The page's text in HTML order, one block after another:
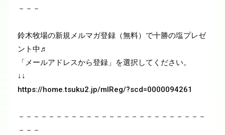
－－－
鈴木牧場の新規メルマガ登録（無料）で十勝の塩プレゼ
ント中♬
「メールアドレスから登録」を選択してください。
↓↓
https://home.tsuku2.jp/mlReg/?scd=0000094261
－－－－－－－－－－－－－－－－－－－－－－－－－
－－－